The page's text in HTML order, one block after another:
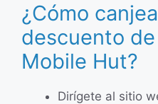
¿Cómo
descuento
Mobile Hut?
Dirígete al sitio